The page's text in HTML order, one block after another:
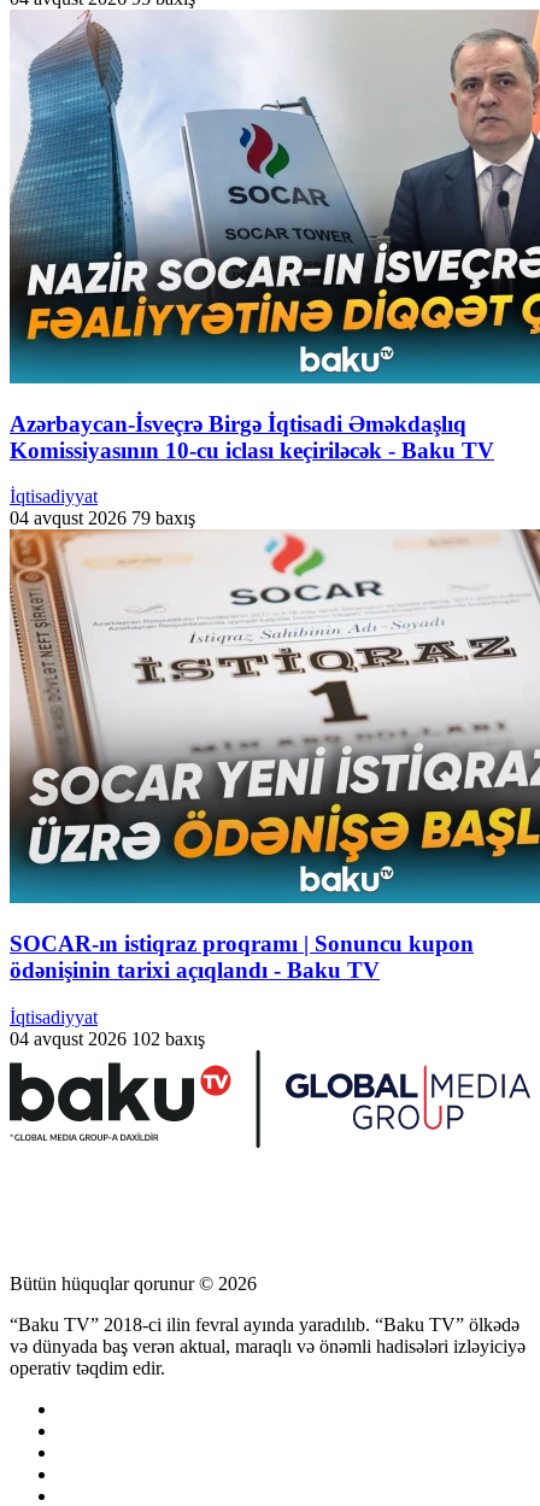
Azərbaycan-İsveçrə Birgə İqtisadi Əməkdaşlıq
Komissiyasının 10-cu iclası keçiriləcək - Baku TV
İqtisadiyyat
04 avqust 2026 79 baxış
SOCAR-ın istiqraz proqramı | Sonuncu kupon
ödənişinin tarixi açıqlandı - Baku TV
İqtisadiyyat
04 avqust 2026 102 baxış
Bütün hüquqlar qorunur © 2026
“Baku TV” 2018-ci ilin fevral ayında yaradılıb. “Baku TV” ölkədə
və dünyada baş verən aktual, maraqlı və önəmli hadisələri izləyiciyə
operativ təqdim edir.